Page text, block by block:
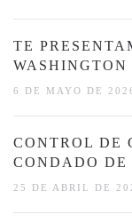
TE
6 DE MAYO DE
CONTROL DE
CONDADO DE
25 DE ABRIL DE